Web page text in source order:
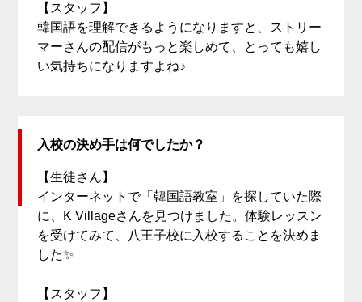
【スタッフ】
韓国語を理解できるようになりますと、ストリー
マーさんの配信がもっと楽しめて、とっても嬉し
い気持ちになりますよね♪
入校の決め手は何でしたか？
【生徒さん】
インターネットで「韓国語教室」を探していた際
に、K Villageさんを見つけました。体験レッスン
を受けてみて、八王子校に入校することを決めま
した✨
【スタッフ】